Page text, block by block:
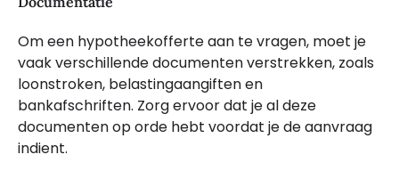
Om een hypotheekofferte aan te vragen, moet je
vaak verschillende documenten verstrekken, zoals
loonstroken, belastingaangiften en
bankafschriften. Zorg ervoor dat je al deze
documenten op orde hebt voordat je de aanvraag
indient.